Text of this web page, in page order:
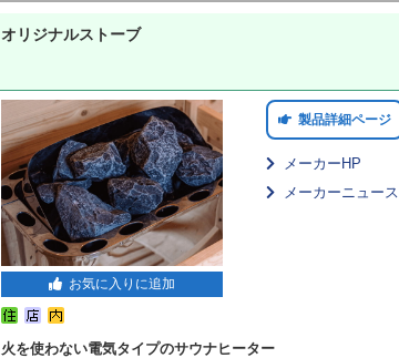
オリジナルストーブ
お気に入りに追加
製品詳細ページ
メーカーHP
メーカーニュース
火を使わない電気タイプのサウナヒーター